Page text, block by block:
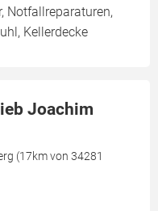
Notfallreparaturen,
Kellerdecke
Joachim
(17km von 34281